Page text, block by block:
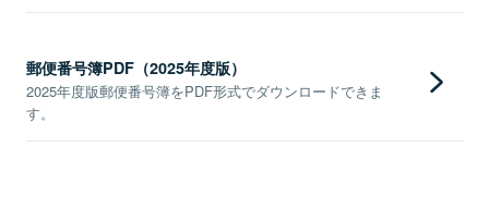
郵便番号簿PDF（2025年度版）
2025年度版郵便番号簿をPDF形式でダウンロードできま
す。